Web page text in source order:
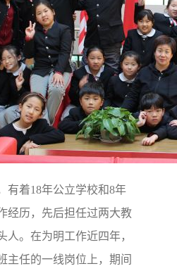
有着18年公立学校和8年
经历，先后担任过两大教
人。在为明工作近四年，
主任的一线岗位上，期间